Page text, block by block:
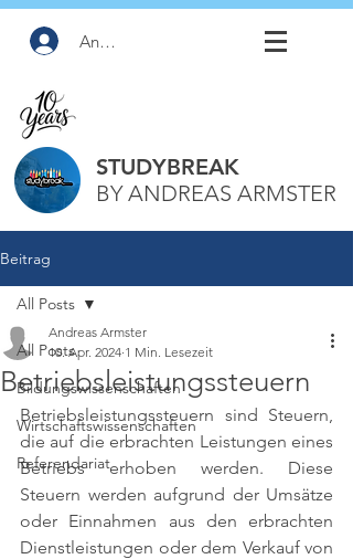
Anmelden
STUDYBREAK
BY ANDREAS ARMSTER
Beitrag
All Posts
Bildungswissenschaften
Wirtschaftswissenschaften
Referendariat
All Posts
Betriebsleistungssteuern
Andreas Armster
10. Apr. 2024 1 Min. Lesezeit
Betriebsleistungssteuern sind Steuern,
die auf die erbrachten Leistungen eines
Betriebs erhoben werden. Diese
Steuern werden aufgrund der Umsätze
oder Einnahmen aus den erbrachten
Dienstleistungen oder dem Verkauf von